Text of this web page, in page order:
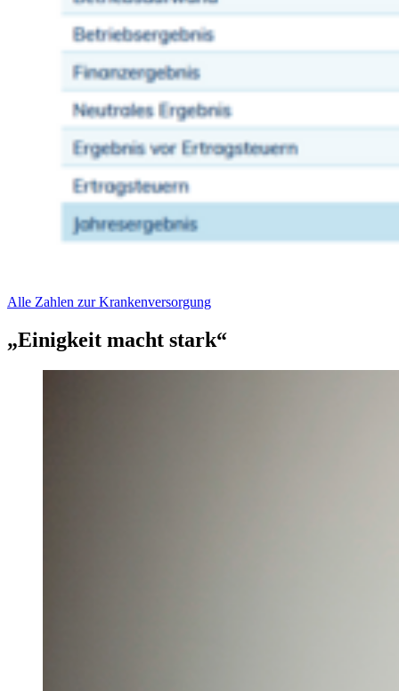
Alle Zahlen zur Krankenversorgung
„Einigkeit macht stark“